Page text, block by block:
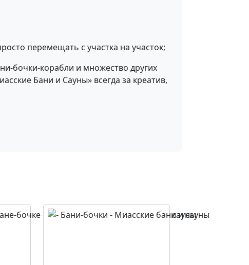
перемещать с участка на участок;
бочки-корабли и множество других
Бани и Сауны» всегда за креатив,